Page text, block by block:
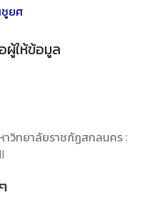
ยศ
ให้ข้อมูล
วิทยาลัยราชภัฏสกลนคร :